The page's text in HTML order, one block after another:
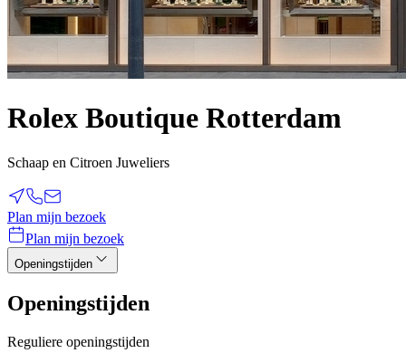
Rolex Boutique Rotterdam
Schaap en Citroen Juweliers
Plan mijn bezoek
Plan mijn bezoek
Openingstijden
Openingstijden
Reguliere openingstijden